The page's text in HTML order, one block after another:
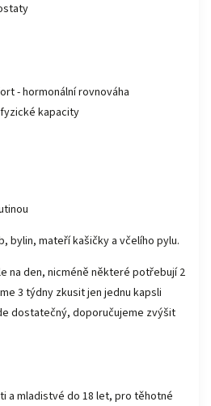
- hormonální rovnováha
kapacity
bylin, mateří kašičky a včelího pylu.
na den, nicméně některé potřebují 2
3 týdny zkusit jen jednu kapsli
dostatečný, doporučujeme zvýšit
a mladistvé do 18 let, pro těhotné